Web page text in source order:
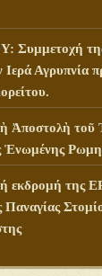
Συμμετοχή
Αγρυπνία
Ἀποστολὴ
Ἑνωμένης
εκδρομή της
Παναγίας